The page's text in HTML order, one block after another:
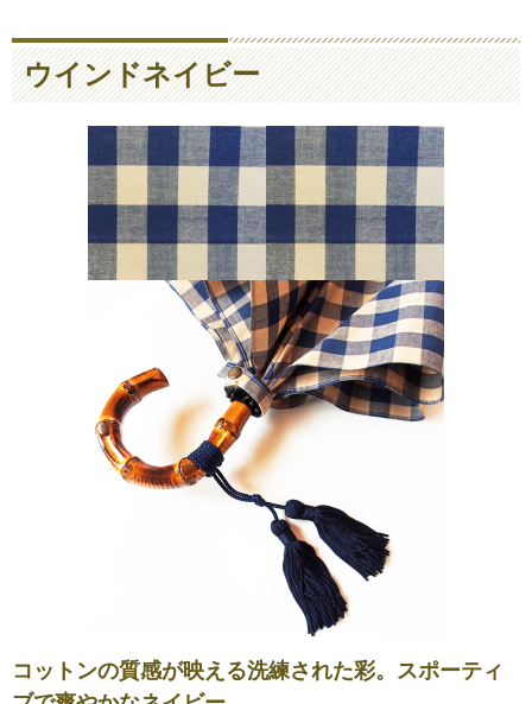
ウインドネイビー
コットンの質感が映える洗練された彩。スポーティ